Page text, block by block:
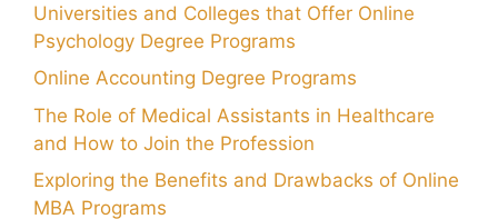
Universities and Colleges that Offer Online
Psychology Degree Programs
Online Accounting Degree Programs
The Role of Medical Assistants in Healthcare
and How to Join the Profession
Exploring the Benefits and Drawbacks of Online
MBA Programs